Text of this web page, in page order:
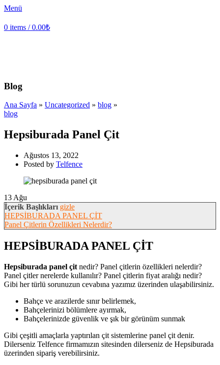
Menü
0 items / 0.00₺
Blog
Ana Sayfa » Uncategorized » blog »
blog
Hepsiburada Panel Çit
Ağustos 13, 2022
Posted by Telfence
13 Ağu
İçerik Başlıkları gizle
HEPSİBURADA PANEL ÇİT
Panel Çitlerin Özellikleri Nelerdir?
HEPSİBURADA PANEL ÇİT
Hepsiburada panel çit nedir? Panel çitlerin özellikleri nelerdir?
Panel çitler nerelerde kullanılır? Panel çitlerin fiyat aralığı nedir?
Gibi her türlü sorunuzun cevabına yazımız üzerinden ulaşabilirsiniz.
Bahçe ve arazilerde sınır belirlemek,
Bahçelerinizi bölümlere ayırmak,
Bahçelerinizde güvenlik ve şık bir görünüm sunmak
Gibi çeşitli amaçlarla yaptırılan çit sistemlerine panel çit denir.
Dilerseniz Telfence firmamızın sitesinden dilerseniz de Hepsiburada
üzerinden sipariş verebilirsiniz.